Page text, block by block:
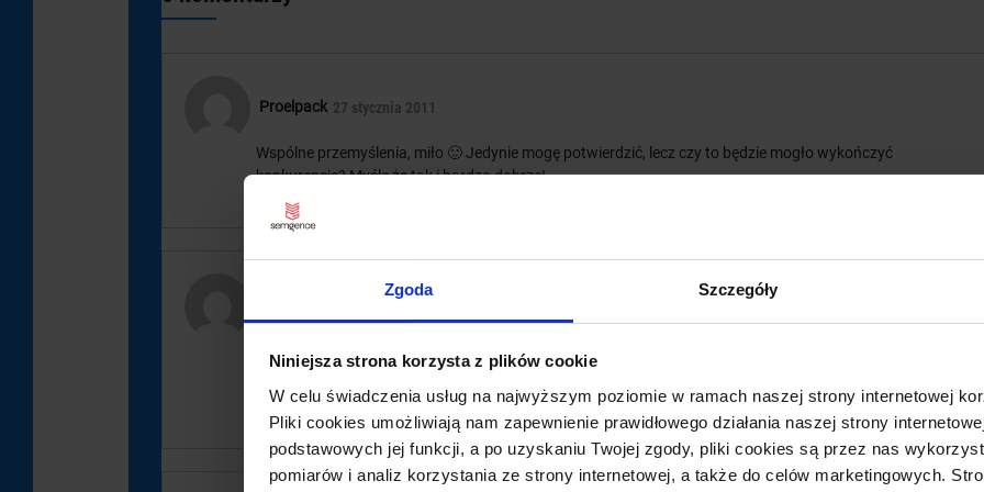
Zgoda Szczegóły
Niniejsza strona korzysta z plików cookie
W celu świadczenia usług na najwyższym poziomie w ramach naszej strony internetowej
Pliki cookies umożliwiają nam zapewnienie prawidłowego działania naszej strony
podstawowych jej funkcji, a po uzyskaniu Twojej zgody, pliki cookies są przez nas
pomiarów i analiz korzystania ze strony internetowej, a także do celów marketingowych.
Proelpack 27 stycznia 2011
Wspólne przemyślenia, miło 🙂 Jedynie mogę potwierdzić, lecz czy to będzie mogło wykończyć
konkurencję? Myślę że tak i bardzo dobrze!
Hmm dlatego lepiej stawiać katalogi na starych domenach z historią i BL. Dziwne, że za samo linkowanie
dostaje się bana. Prosty sposób na konkurencję. Kilka tysięcy linków in.. i konkurencja out. A tyle kłamią co
chwila, że niby linki przychodzące nie szkodzą.